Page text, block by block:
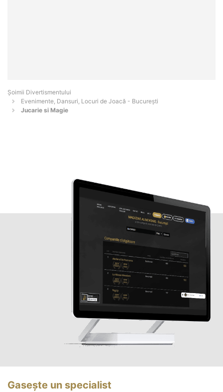
Şoimii Divertismentului
Evenimente, Dansuri, Locuri de Joacă - Bucureşti
Jucarie si Magie
Gasește un specialist